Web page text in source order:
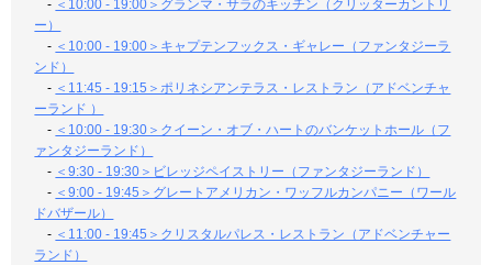
- ＜10:00 - 19:00＞グランマ・サラのキッチン（クリッターカントリ
ー）
- ＜10:00 - 19:00＞キャプテンフックス・ギャレー（ファンタジーラ
ンド）
- ＜11:45 - 19:15＞ポリネシアンテラス・レストラン（アドベンチャ
ーランド ）
- ＜10:00 - 19:30＞クイーン・オブ・ハートのバンケットホール（フ
ァンタジーランド）
- ＜9:30 - 19:30＞ビレッジペイストリー（ファンタジーランド）
- ＜9:00 - 19:45＞グレートアメリカン・ワッフルカンパニー（ワール
ドバザール）
- ＜11:00 - 19:45＞クリスタルパレス・レストラン（アドベンチャー
ランド）